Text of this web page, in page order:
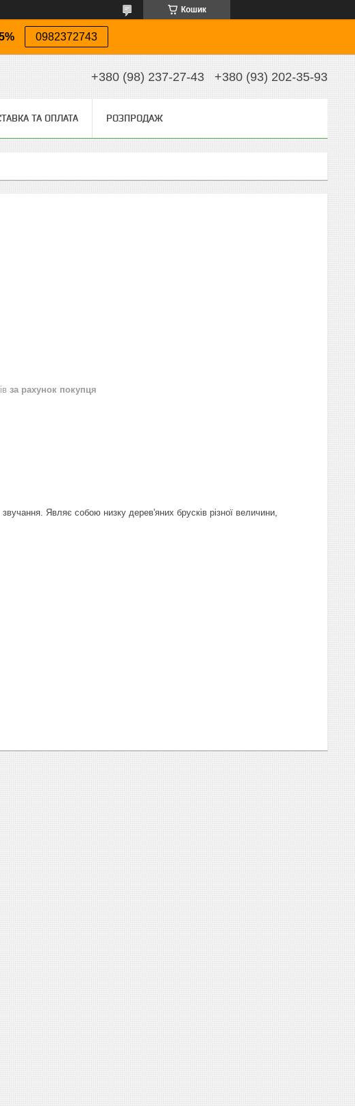
Кошик
0982372743
+380 (98) 237-27-43 +380 (93) 202-35-93
ТА ОПЛАТА РОЗПРОДАЖ
за рахунок покупця
Являє собою низку дерев'яних брусків різної величини,